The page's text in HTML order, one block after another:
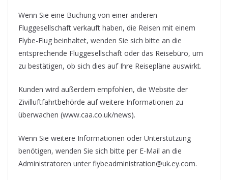
Wenn Sie eine Buchung von einer anderen
Fluggesellschaft verkauft haben, die Reisen mit einem
Flybe-Flug beinhaltet, wenden Sie sich bitte an die
entsprechende Fluggesellschaft oder das Reisebüro, um
zu bestätigen, ob sich dies auf Ihre Reisepläne auswirkt.
Kunden wird außerdem empfohlen, die Website der
Zivilluftfahrtbehörde auf weitere Informationen zu
überwachen (www.caa.co.uk/news).
Wenn Sie weitere Informationen oder Unterstützung
benötigen, wenden Sie sich bitte per E-Mail an die
Administratoren unter flybeadministration@uk.ey.com.